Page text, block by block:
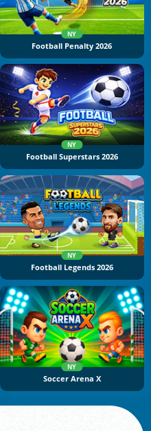
NY
Football Penalty 2026
NY
Football Superstars 2026
NY
Football Legends 2026
NY
Soccer Arena X